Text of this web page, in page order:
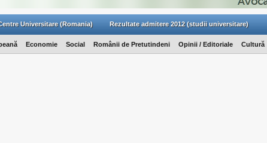
Universitare (Romania) Rezultate admitere 2012 (studii universitare)
Economie Social Românii de Pretutindeni Opinii / Editoriale Cultură